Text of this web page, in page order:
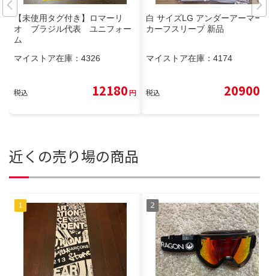
【未使用タグ付き】ロマーリ
オ ブラジル代表 ユニフォー
ム
マイストア在庫： 4326
税込 12180円
白 サイズLG アンダーアーマー
カーフスリーブ 新品
マイストア在庫： 4174
税込 20900
近くの売り場の商品